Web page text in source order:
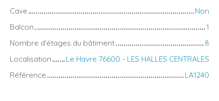
Cave
Non
Balcon
1
Nombre d'étages du bâtiment
8
Localisation
Le Havre 76600 - LES HALLES CENTRALES
Référence
LA1240